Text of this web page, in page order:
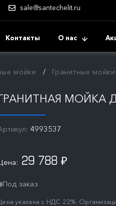
sale@santechelit.ru
Контакты О нас
мойки Гранитные
МОЙКА
4993537
29 788 ₽
Под заказ
указана с НДС 22%.